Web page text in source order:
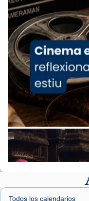
Aquest dilluns,
missa d’acció
comitè
del Sant Pare
col·laboradors,
L’arquebisbe de
Josep Omella,
concelebrat el
Mons. David
📸 Dr. G. Simón
Foto
View on Facebook
1 week ago